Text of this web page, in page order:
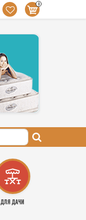
0
ДЛЯ ДАЧИ